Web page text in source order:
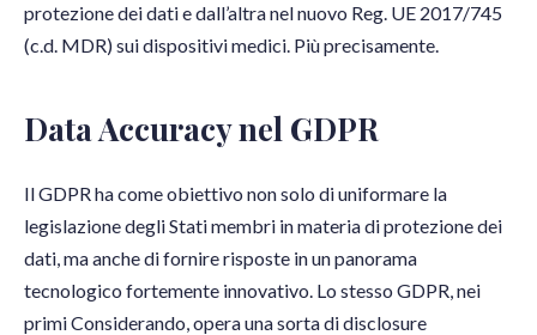
protezione dei dati e dall’altra nel nuovo Reg. UE 2017/745
(c.d. MDR) sui dispositivi medici. Più precisamente.
Data Accuracy nel GDPR
Il GDPR ha come obiettivo non solo di uniformare la
legislazione degli Stati membri in materia di protezione dei
dati, ma anche di fornire risposte in un panorama
tecnologico fortemente innovativo. Lo stesso GDPR, nei
primi Considerando, opera una sorta di disclosure